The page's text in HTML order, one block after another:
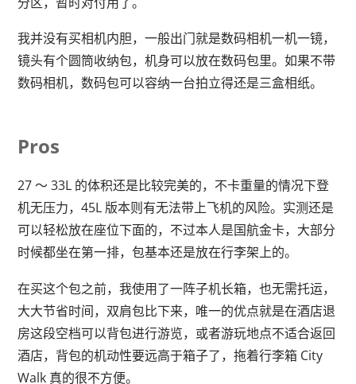
我并没有买相机内胆，一般出门就是数码相机一机一镜，
镜头有个圆筒收纳包，机身可以放在数码包里。如果不带
数码相机，数码包可以容纳一台拍立得还是三盒相纸。
Pros
27 ～ 33L 的体积还是比较完美的，不卡重量的情况下登
机无压力，45L 版本则有无法带上飞机的风险。实测还是
可以轻松放在座位下面的，不过本人是国航金卡，大部分
时候都坐在第一排，包基本还是放在行李架上的。
在买这个包之前，我使用了一阵子机长箱，也无需托运，
大大节省时间，双肩包比下来，唯一的优点就是在酒店退
房这段空档可以背包进行游览，或者游玩地点不适合返回
酒店，背包的机动性要远高于箱子了，拖着行李箱 City
Walk 真的很不方便。